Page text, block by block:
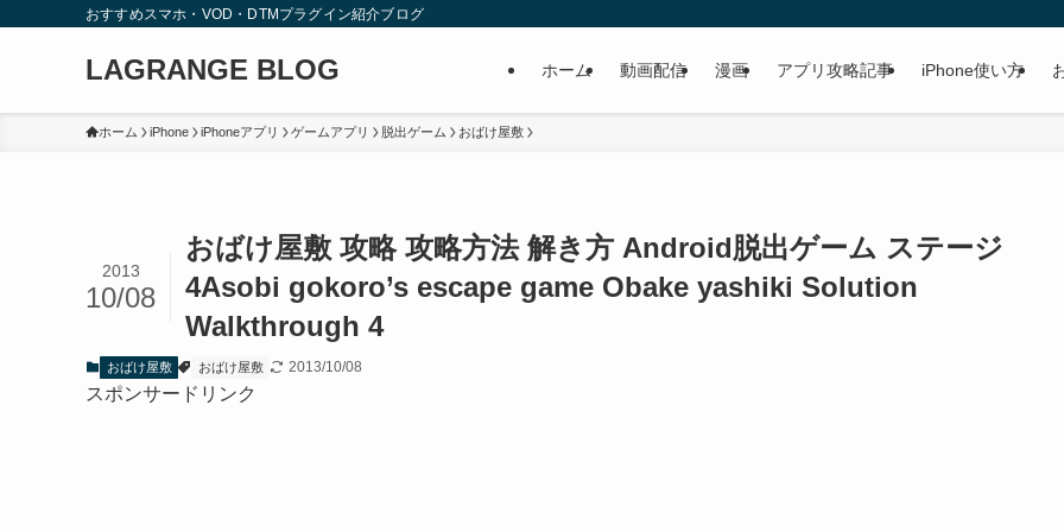
おすすめスマホ・VOD・DTMプラグイン紹介ブログ
LAGRANGE BLOG ホーム 動画配信 漫画 アプリ攻略記事 iPhone使い方
ホーム iPhone iPhoneアプリ ゲームアプリ 脱出ゲーム おばけ屋敷
おばけ屋敷 攻略 攻略方法 解き方 Android脱出ゲーム ステージ
4Asobi gokoro’s escape game Obake yashiki Solution
Walkthrough 4
2013
10/08
おばけ屋敷 おばけ屋敷 2013/10/08
スポンサードリンク